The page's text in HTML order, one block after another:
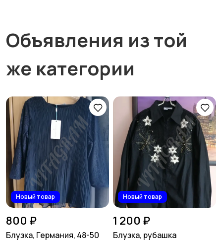
Объявления из той
же категории
Новый товар
800 ₽
Блузка, Германия, 48-50
Новый товар
1 200 ₽
Блузка, рубашка